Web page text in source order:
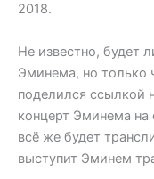
2018.
Не известно, будет
Эминема, но только
поделился ссылкой
концерт Эминема на
всё же будет
выступит Эминем